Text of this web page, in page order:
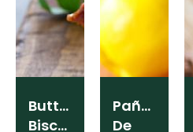
Buttermilk
Biscuit
Pañuelos
De